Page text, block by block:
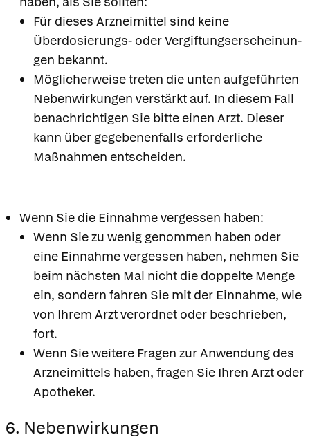
Für dieses Arzneimittel sind keine
Überdosierungs- oder Vergiftungserscheinun-
gen bekannt.
Möglicherweise treten die unten aufgeführten
Nebenwirkungen verstärkt auf. In diesem Fall
benachrichtigen Sie bitte einen Arzt. Dieser
kann über gegebenenfalls erforderliche
Maßnahmen entscheiden.
Wenn Sie die Einnahme vergessen haben:
Wenn Sie zu wenig genommen haben oder
eine Einnahme vergessen haben, nehmen Sie
beim nächsten Mal nicht die doppelte Menge
ein, sondern fahren Sie mit der Einnahme, wie
von Ihrem Arzt verordnet oder beschrieben,
fort.
Wenn Sie weitere Fragen zur Anwendung des
Arzneimittels haben, fragen Sie Ihren Arzt oder
Apotheker.
6. Nebenwirkungen